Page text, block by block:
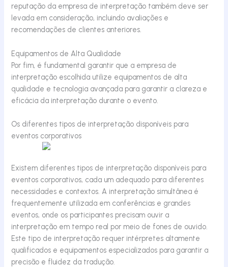
reputação da empresa de interpretação também deve ser
levada em consideração, incluindo avaliações e
recomendações de clientes anteriores.
Equipamentos de Alta Qualidade
Por fim, é fundamental garantir que a empresa de
interpretação escolhida utilize equipamentos de alta
qualidade e tecnologia avançada para garantir a clareza e
eficácia da interpretação durante o evento.
Os diferentes tipos de interpretação disponíveis para
eventos corporativos
Existem diferentes tipos de interpretação disponíveis para
eventos corporativos, cada um adequado para diferentes
necessidades e contextos. A interpretação simultânea é
frequentemente utilizada em conferências e grandes
eventos, onde os participantes precisam ouvir a
interpretação em tempo real por meio de fones de ouvido.
Este tipo de interpretação requer intérpretes altamente
qualificados e equipamentos especializados para garantir a
precisão e fluidez da tradução.